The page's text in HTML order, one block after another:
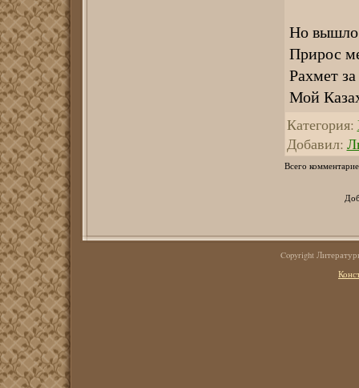
Но
Прирос
Рахмет
Мой
Категория:
Добавил:
Всего
Copyright